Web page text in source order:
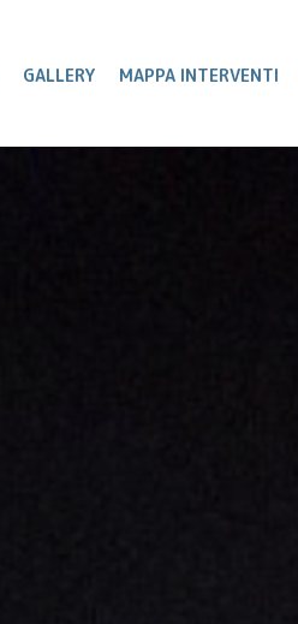
GALLERY MAPPA INTERVENTI